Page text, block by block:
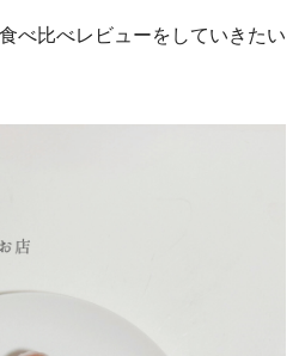
べ比べレビューをしていきたい